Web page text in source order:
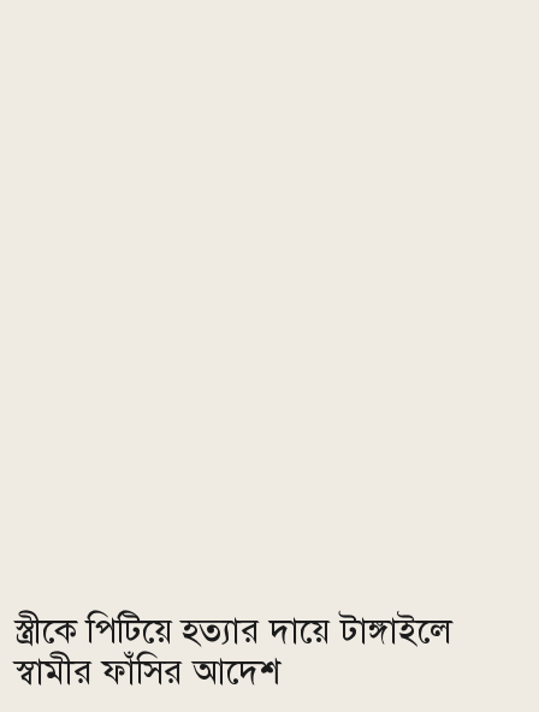
স্ত্রীকে পিটিয়ে হত্যার দায়ে টাঙ্গাইলে
স্বামীর ফাঁসির আদেশ